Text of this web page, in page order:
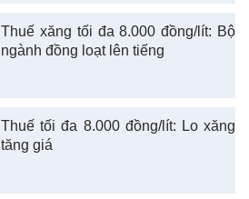
Thuế xăng tối đa 8.000 đồng/lít: Bộ
ngành đồng loạt lên tiếng
Thuế tối đa 8.000 đồng/lít: Lo xăng
tăng giá